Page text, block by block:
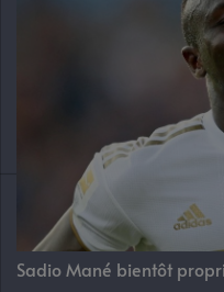
Sadio Mané bientôt